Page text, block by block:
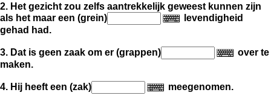
2. Het gezicht zou zelfs aantrekkelijk geweest kunnen zijn
als het maar een (grein)
levendigheid
gehad had.
3. Dat is geen zaak om er (grappen)
over te
maken.
4. Hij heeft een (zak) meegenomen.